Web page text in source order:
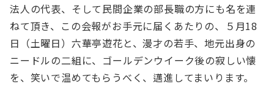
法人の代表、そして民間企業の部長職の方にも名を連
ねて頂き、この会報がお手元に届くあたりの、５月18
日（土曜日）六華亭遊花と、漫才の若手、地元出身の
ニードルの二組に、ゴールデンウイーク後の寂しい懐
を、笑いで温めてもらうべく、邁進してまいります。